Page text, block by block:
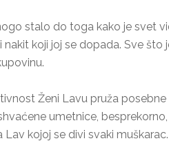
stalo do toga kako je svet
koji joj se dopada. Sve
Ženi Lavu pruža
umetnice,
Lav kojoj se divi svaki muškarac.